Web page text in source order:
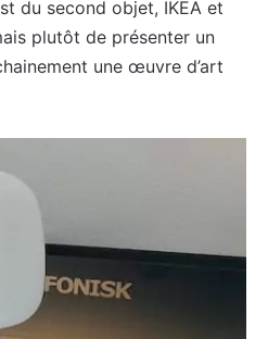
du second objet, IKEA et
plutôt de présenter un
une œuvre d’art